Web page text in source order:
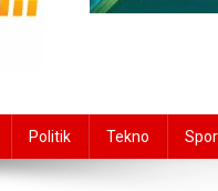
Politik Tekno